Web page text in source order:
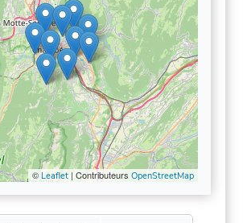
© Leaflet| Contributeurs OpenStreetMap